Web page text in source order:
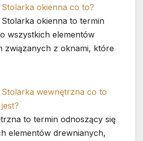
Stolarka okienna co to?
Stolarka okienna to termin
wszystkich elementów
związanych z oknami, które
Stolarka wewnętrzna co to
jest?
to termin odnoszący się
elementów drewnianych,